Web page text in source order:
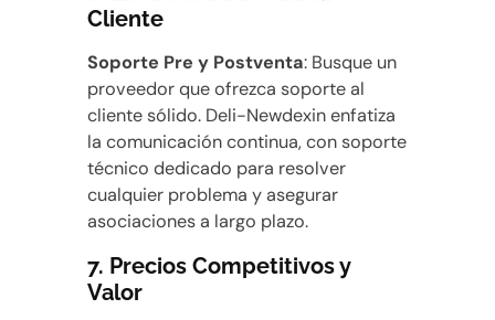
Cliente
Soporte Pre y Postventa: Busque un
proveedor que ofrezca soporte al
cliente sólido. Deli-Newdexin enfatiza
la comunicación continua, con soporte
técnico dedicado para resolver
cualquier problema y asegurar
asociaciones a largo plazo.
7. Precios Competitivos y
Valor